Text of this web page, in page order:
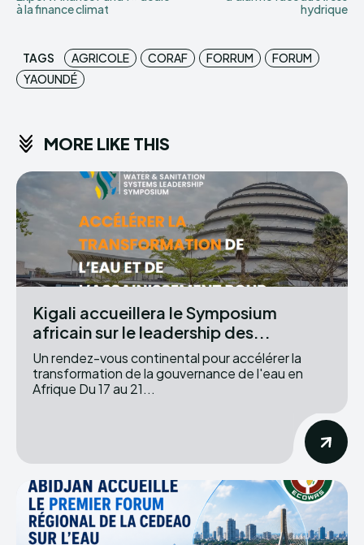
à la finance climat
hydrique
TAGS AGRICOLE CORAF FORRUM
FORUM
YAOUNDÉ
MORE LIKE THIS
Kigali accueillera le Symposium
africain sur le leadership des...
Un rendez-vous continental pour accélérer la
transformation de la gouvernance de l'eau en
Afrique Du 17 au 21...